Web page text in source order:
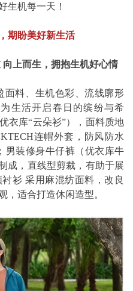
生机每一天！
期盼美好新生活
向上而生，拥抱生机好心情
面料、生机色彩、流线廓形
生活开启春日的缤纷与希
衣库“云朵衫”），面料质地
连帽外套，防风防水
男装修身牛仔裤（优衣库牛
成，直线型剪裁，有助于展
衫 采用麻混纺面料，改良
，适合打造休闲造型。